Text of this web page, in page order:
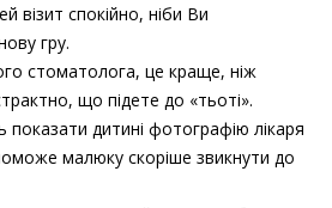
візит спокійно, ніби Ви
гру.
стоматолога, це краще, ніж
що підете до «тьоті».
показати дитині фотографію лікаря
малюку скоріше звикнути до